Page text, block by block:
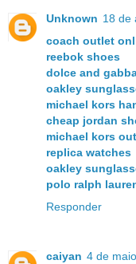
Unknown 18 de
coach outlet
reebok shoes
dolce and
oakley
michael kors
cheap jordan
michael kors
replica watches
oakley
polo ralph
Responder
caiyan 4 de